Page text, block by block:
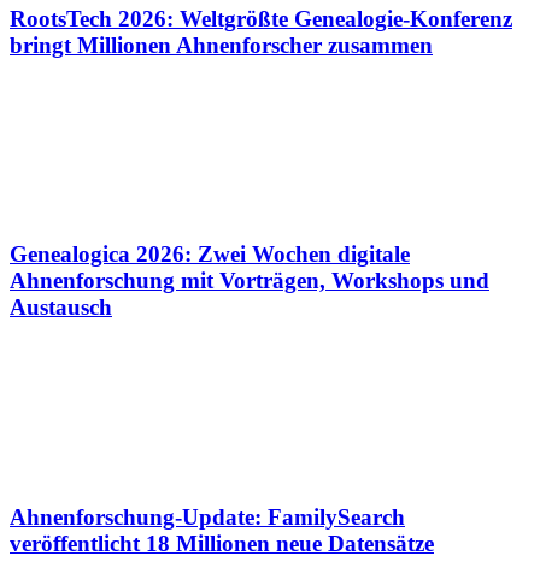
RootsTech 2026: Weltgrößte Genealogie-Konferenz
bringt Millionen Ahnenforscher zusammen
Genealogica 2026: Zwei Wochen digitale
Ahnenforschung mit Vorträgen, Workshops und
Austausch
Ahnenforschung-Update: FamilySearch
veröffentlicht 18 Millionen neue Datensätze